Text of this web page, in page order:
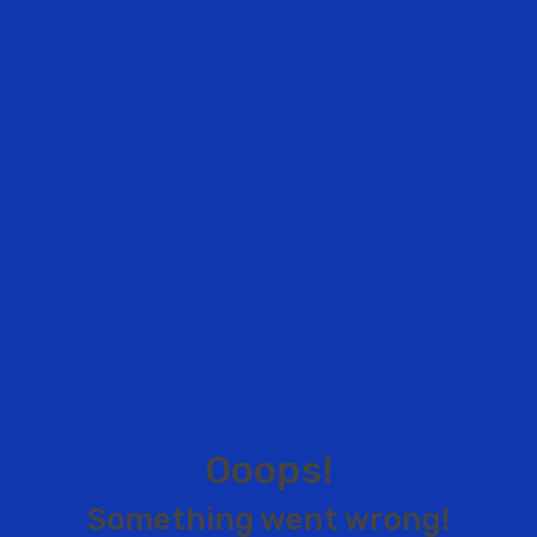
Ooops!
Something went wrong!